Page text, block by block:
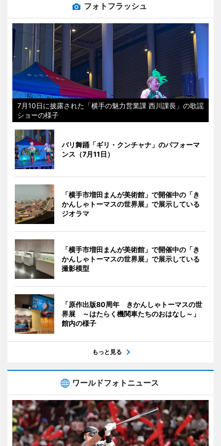
フォトフラッシュ
7月10日に披露された「横手の魅力営業課 西川課長」の歌謡
ショーの様子
バリ舞踊「ギリ・クンチャナ」のパフォーマ
ンス（7月11日）
「横手市増田まんが美術館」で開催中の「き
かんしゃトーマスの世界展」で展示している
ジオラマ
「横手市増田まんが美術館」で開催中の「き
かんしゃトーマスの世界展」で展示している
撮影模型
「原作出版80周年 きかんしゃトーマスの世
界展 ～はたらく機関車たちのおはなし～」
館内の様子
もっと見る
ワールドフォトニュース